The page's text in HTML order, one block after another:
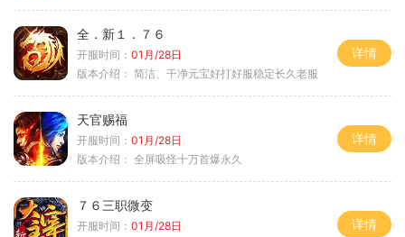
全．新１．７６
开服时间： 01月/28日
版本介绍： 简洁、干净元宝好打好服稳定长久老服
详情
天官赐福
开服时间： 01月/28日
版本介绍： 全屏吸怪十万首爆永久
详情
７６三职微变
开服时间： 01月/28日
详情